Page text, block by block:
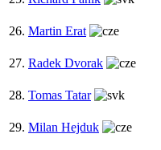
26. Martin Erat
27. Radek Dvorak
28. Tomas Tatar
29. Milan Hejduk